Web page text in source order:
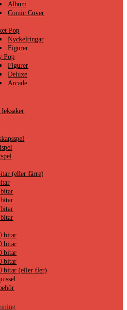
Album
Comic Cover
Pop
Nyckelringar
Figurer
Pop
Figurer
Deluxe
Arcade
(eller färre)
bitar
bitar
bitar
bitar
bitar (eller fler)